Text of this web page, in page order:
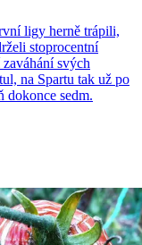
ligy herně trápili,
stoprocentní
svých
na Spartu tak už po
dokonce sedm.